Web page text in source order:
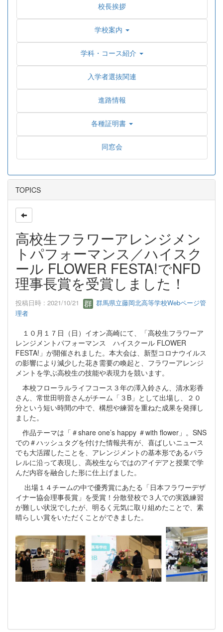
校長挨拶
学校案内
学科・コース紹介
入学者選抜関連
進路情報
各種証明書
同窓会
TOPICS
高校生フラワーアレンジメン
トパフォーマンス／ハイスク
ール FLOWER FESTA!でNFD
理事長賞を受賞しました！
投稿日時 : 2021/10/21
群馬県立藤岡北高等学校Webページ管
理者
１０月１７日（日）イオン高崎にて、「高校生フラワーア
レンジメントパフォーマンス ハイスクール FLOWER
FESTA!」が開催されました。本大会は、新型コロナウイルス
の影響により減少した花き需要の喚起と、フラワーアレンジ
メントを学ぶ高校生の技能や表現力を競います。
本校フローラルライフコース３年の澤入鈴さん、清水彩香
さん、常世田明音さんがチーム「３B」として出場し、２０
分という短い時間の中で、構想や練習を重ねた成果を発揮し
ました。
作品テーマは「＃share one’s happy ＃with flower」。SNS
での＃ハッシュタグを付けた情報共有が、喜ばしいニュース
でも大活躍したことを、アレンジメントの基本形であるパラ
レルに沿って表現し、高校生ならではのアイデアと授業で学
んだ内容を融合した形に仕上げました。
出場１４チームの中で優秀賞にあたる「日本フラワーデザ
イナー協会理事長賞」を受賞！分散登校で３人での実践練習
が難しい状況でしたが、明るく元気に取り組めたことで、素
晴らしい賞をいただくことができました。